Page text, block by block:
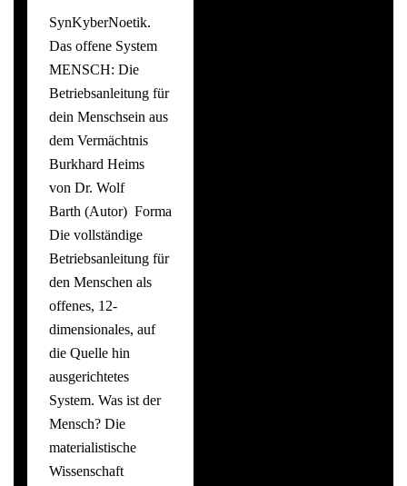
SynKyberNoetik.
Das offene System
MENSCH: Die
Betriebsanleitung für
dein Menschsein aus
dem Vermächtnis
Burkhard Heims
von Dr. Wolf
Barth (Autor) Format: Taschenbuch
Die vollständige
Betriebsanleitung für
den Menschen als
offenes, 12-
dimensionales, auf
die Quelle hin
ausgerichtetes
System. Was ist der
Mensch? Die
materialistische
Wissenschaft